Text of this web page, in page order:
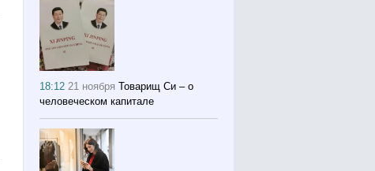
18:1221 ноября Товарищ Си – о
человеческом капитале